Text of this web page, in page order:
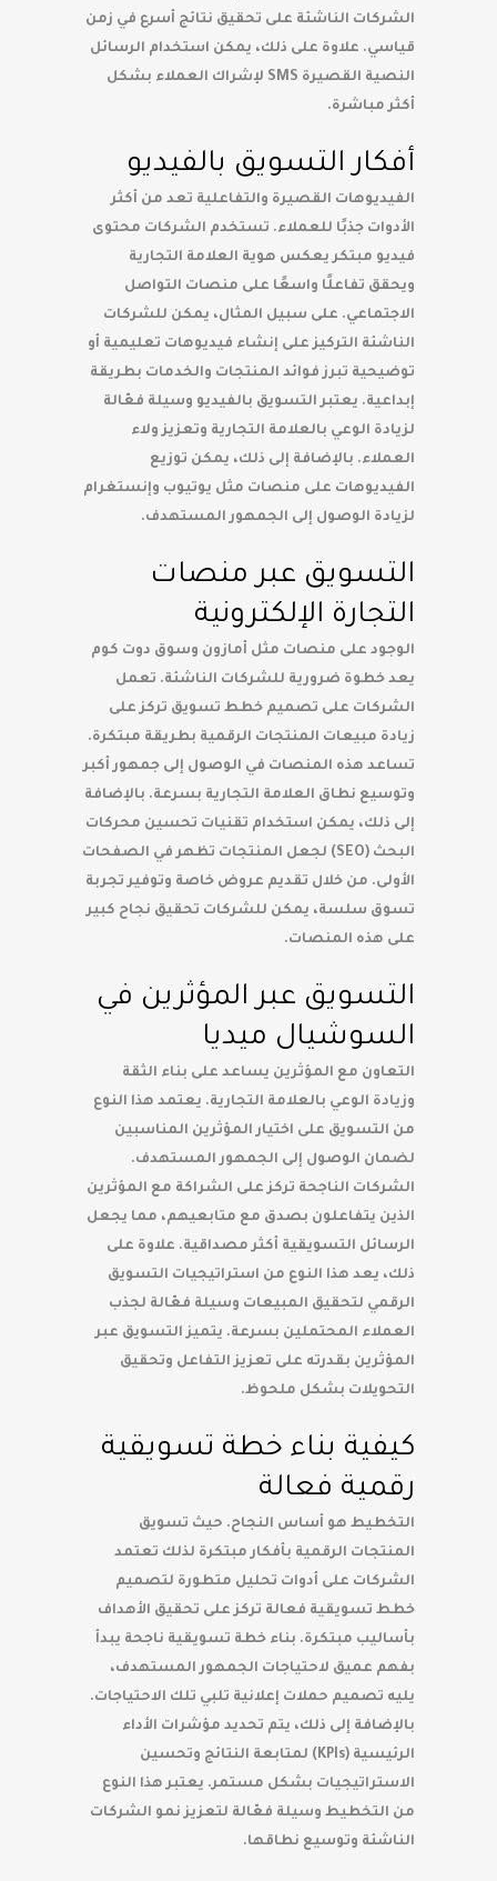
الشركات الناشئة على تحقيق نتائج أسرع في زمن
قياسي. علاوة على ذلك، يمكن استخدام الرسائل
النصية القصيرة SMS لإشراك العملاء بشكل
أكثر مباشرة.
أفكار التسويق بالفيديو
الفيديوهات القصيرة والتفاعلية تعد من أكثر
الأدوات جذبًا للعملاء. تستخدم الشركات محتوى
فيديو مبتكر يعكس هوية العلامة التجارية
ويحقق تفاعلًا واسعًا على منصات التواصل
الاجتماعي. على سبيل المثال، يمكن للشركات
الناشئة التركيز على إنشاء فيديوهات تعليمية أو
توضيحية تبرز فوائد المنتجات والخدمات بطريقة
إبداعية. يعتبر التسويق بالفيديو وسيلة فعّالة
لزيادة الوعي بالعلامة التجارية وتعزيز ولاء
العملاء. بالإضافة إلى ذلك، يمكن توزيع
الفيديوهات على منصات مثل يوتيوب وإنستغرام
لزيادة الوصول إلى الجمهور المستهدف.
التسويق عبر منصات
التجارة الإلكترونية
الوجود على منصات مثل أمازون وسوق دوت كوم
يعد خطوة ضرورية للشركات الناشئة. تعمل
الشركات على تصميم خطط تسويق تركز على
زيادة مبيعات المنتجات الرقمية بطريقة مبتكرة.
تساعد هذه المنصات في الوصول إلى جمهور أكبر
وتوسيع نطاق العلامة التجارية بسرعة. بالإضافة
إلى ذلك، يمكن استخدام تقنيات تحسين محركات
البحث (SEO) لجعل المنتجات تظهر في الصفحات
الأولى. من خلال تقديم عروض خاصة وتوفير تجربة
تسوق سلسة، يمكن للشركات تحقيق نجاح كبير
على هذه المنصات.
التسويق عبر المؤثرين في
السوشيال ميديا
التعاون مع المؤثرين يساعد على بناء الثقة
وزيادة الوعي بالعلامة التجارية. يعتمد هذا النوع
من التسويق على اختيار المؤثرين المناسبين
لضمان الوصول إلى الجمهور المستهدف.
الشركات الناجحة تركز على الشراكة مع المؤثرين
الذين يتفاعلون بصدق مع متابعيهم، مما يجعل
الرسائل التسويقية أكثر مصداقية. علاوة على
ذلك، يعد هذا النوع من استراتيجيات التسويق
الرقمي لتحقيق المبيعات وسيلة فعّالة لجذب
العملاء المحتملين بسرعة. يتميز التسويق عبر
المؤثرين بقدرته على تعزيز التفاعل وتحقيق
التحويلات بشكل ملحوظ.
كيفية بناء خطة تسويقية
رقمية فعالة
التخطيط هو أساس النجاح. حيث تسويق
المنتجات الرقمية بأفكار مبتكرة لذلك تعتمد
الشركات على أدوات تحليل متطورة لتصميم
خطط تسويقية فعالة تركز على تحقيق الأهداف
بأساليب مبتكرة. بناء خطة تسويقية ناجحة يبدأ
بفهم عميق لاحتياجات الجمهور المستهدف،
يليه تصميم حملات إعلانية تلبي تلك الاحتياجات.
بالإضافة إلى ذلك، يتم تحديد مؤشرات الأداء
الرئيسية (KPIs) لمتابعة النتائج وتحسين
الاستراتيجيات بشكل مستمر. يعتبر هذا النوع
من التخطيط وسيلة فعّالة لتعزيز نمو الشركات
الناشئة وتوسيع نطاقها.